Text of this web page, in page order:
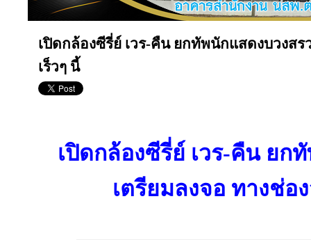
เปิดกล้องซีรี่ย์ เวร-คืน ยกทัพนักแสดงบวงสร
เร็วๆ นี้
เปิดกล้องซีรี่ย์ เวร-คืน ยก
เตรียมลงจอ ทางช่อ